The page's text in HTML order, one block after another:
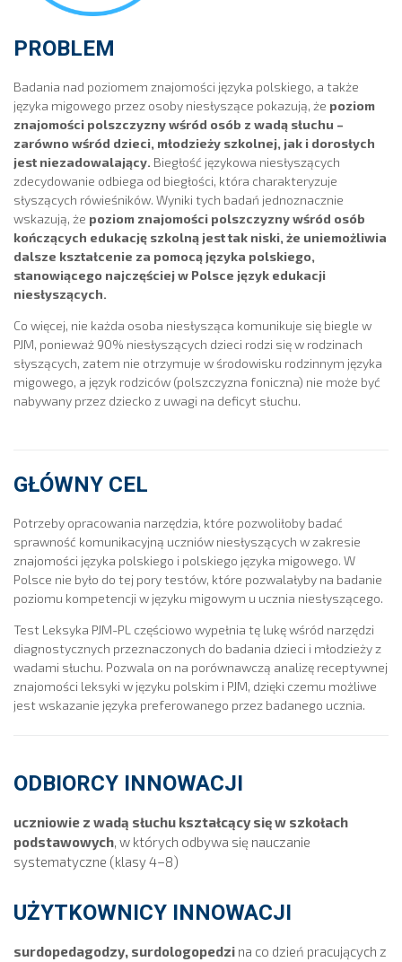
PROBLEM
Badania nad poziomem znajomości języka polskiego, a także
języka migowego przez osoby niesłyszące pokazują, że poziom
znajomości polszczyzny wśród osób z wadą słuchu –
zarówno wśród dzieci, młodzieży szkolnej, jak i dorosłych
jest niezadowalający. Biegłość językowa niesłyszących
zdecydowanie odbiega od biegłości, która charakteryzuje
słyszących rówieśników. Wyniki tych badań jednoznacznie
wskazują, że poziom znajomości polszczyzny wśród osób
kończących edukację szkolną jest tak niski, że uniemożliwia
dalsze kształcenie za pomocą języka polskiego,
stanowiącego najczęściej w Polsce język edukacji
niesłyszących.
Co więcej, nie każda osoba niesłysząca komunikuje się biegle w
PJM, ponieważ 90% niesłyszących dzieci rodzi się w rodzinach
słyszących, zatem nie otrzymuje w środowisku rodzinnym języka
migowego, a język rodziców (polszczyzna foniczna) nie może być
nabywany przez dziecko z uwagi na deficyt słuchu.
GŁÓWNY CEL
Potrzeby opracowania narzędzia, które pozwoliłoby badać
sprawność komunikacyjną uczniów niesłyszących w zakresie
znajomości języka polskiego i polskiego języka migowego. W
Polsce nie było do tej pory testów, które pozwalałyby na badanie
poziomu kompetencji w języku migowym u ucznia niesłyszącego.
Test Leksyka PJM-PL częściowo wypełnia tę lukę wśród narzędzi
diagnostycznych przeznaczonych do badania dzieci i młodzieży z
wadami słuchu. Pozwala on na porównawczą analizę receptywnej
znajomości leksyki w języku polskim i PJM, dzięki czemu możliwe
jest wskazanie języka preferowanego przez badanego ucznia.
ODBIORCY INNOWACJI
uczniowie z wadą słuchu kształcący się w szkołach
podstawowych, w których odbywa się nauczanie
systematyczne (klasy 4–8)
UŻYTKOWNICY INNOWACJI
surdopedagodzy, surdologopedzi na co dzień pracujących z